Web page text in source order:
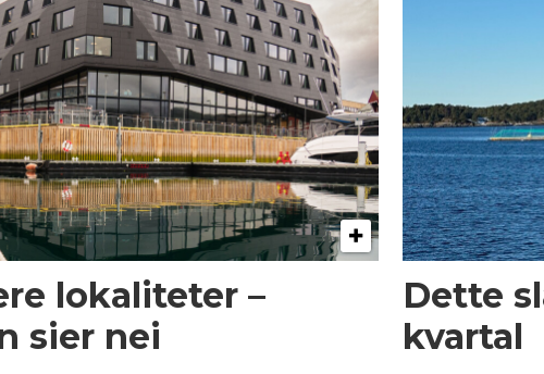
lokaliteter –
sier nei
Dette
kvartal